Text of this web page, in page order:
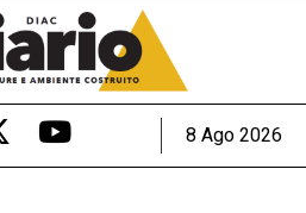
8 Ago 2026